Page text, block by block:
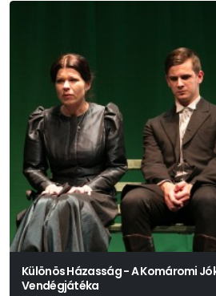
Különös Házasság - A Komáromi
Vendégjátéka